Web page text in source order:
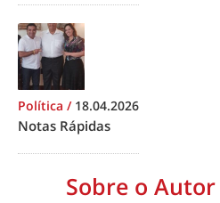
Política / 18.04.2026
Notas Rápidas
Sobre o Autor